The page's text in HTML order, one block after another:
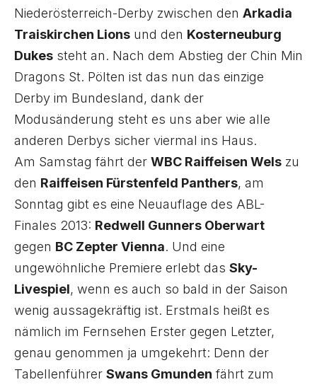
Niederösterreich-Derby zwischen den Arkadia
Traiskirchen Lions und den Kosterneuburg
Dukes steht an. Nach dem Abstieg der Chin Min
Dragons St. Pölten ist das nun das einzige
Derby im Bundesland, dank der
Modusänderung steht es uns aber wie alle
anderen Derbys sicher viermal ins Haus.
Am Samstag fährt der WBC Raiffeisen Wels zu
den Raiffeisen Fürstenfeld Panthers, am
Sonntag gibt es eine Neuauflage des ABL-
Finales 2013: Redwell Gunners Oberwart
gegen BC Zepter Vienna. Und eine
ungewöhnliche Premiere erlebt das Sky-
Livespiel, wenn es auch so bald in der Saison
wenig aussagekräftig ist. Erstmals heißt es
nämlich im Fernsehen Erster gegen Letzter,
genau genommen ja umgekehrt: Denn der
Tabellenführer Swans Gmunden fährt zum